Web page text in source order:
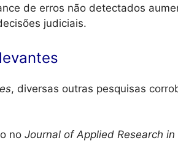
de erros não detectados
judiciais.
, diversas outras pesquisas
no Journal of Applied Research